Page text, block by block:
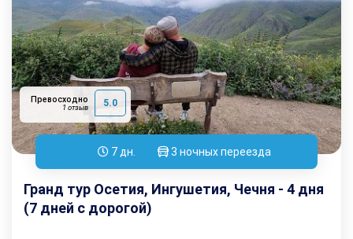
Превосходно
1 отзыв 5.0
7 дн. 3 ночных переезда
Гранд тур Осетия, Ингушетия, Чечня - 4 дня
(7 дней с дорогой)